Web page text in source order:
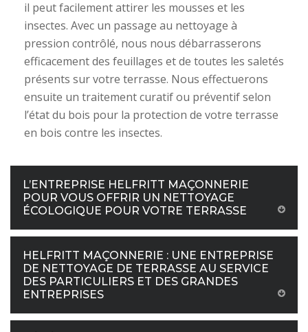
il peut facilement attirer les mousses et les
insectes. Avec un passage au nettoyage à
pression contrôlé, nous nous débarrasserons
efficacement des feuillages et de toutes les saletés
présents sur votre terrasse. Nous effectuerons
ensuite un traitement curatif ou préventif selon
l’état du bois pour la protection de votre terrasse
en bois contre les insectes.
L’ENTREPRISE HELFRITT MAÇONNERIE
POUR VOUS OFFRIR UN NETTOYAGE
ÉCOLOGIQUE POUR VOTRE TERRASSE
HELFRITT MAÇONNERIE : UNE ENTREPRISE
DE NETTOYAGE DE TERRASSE AU SERVICE
DES PARTICULIERS ET DES GRANDES
ENTREPRISES